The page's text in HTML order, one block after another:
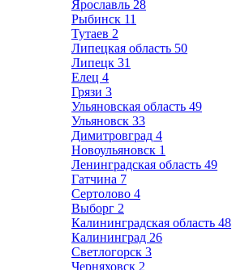
Ярославль 28
Рыбинск 11
Тутаев 2
Липецкая область 50
Липецк 31
Елец 4
Грязи 3
Ульяновская область 49
Ульяновск 33
Димитровград 4
Новоульяновск 1
Ленинградская область 49
Гатчина 7
Сертолово 4
Выборг 2
Калининградская область 48
Калининград 26
Светлогорск 3
Черняховск 2